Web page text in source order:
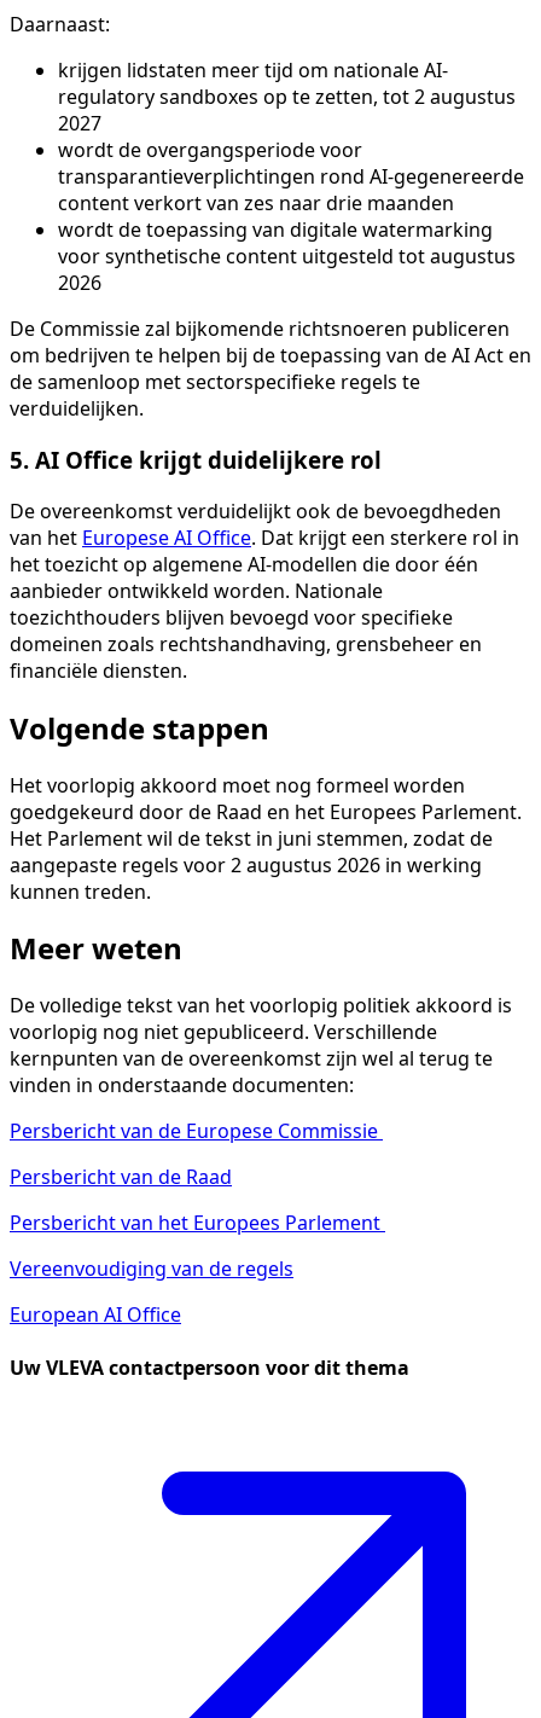
Daarnaast:
krijgen lidstaten meer tijd om nationale AI-
regulatory sandboxes op te zetten, tot 2 augustus
2027
wordt de overgangsperiode voor
transparantieverplichtingen rond AI-gegenereerde
content verkort van zes naar drie maanden
wordt de toepassing van digitale watermarking
voor synthetische content uitgesteld tot augustus
2026
De Commissie zal bijkomende richtsnoeren publiceren
om bedrijven te helpen bij de toepassing van de AI Act en
de samenloop met sectorspecifieke regels te
verduidelijken.
5. AI Office krijgt duidelijkere rol
De overeenkomst verduidelijkt ook de bevoegdheden
van het Europese AI Office. Dat krijgt een sterkere rol in
het toezicht op algemene AI-modellen die door één
aanbieder ontwikkeld worden. Nationale
toezichthouders blijven bevoegd voor specifieke
domeinen zoals rechtshandhaving, grensbeheer en
financiële diensten.
Volgende stappen
Het voorlopig akkoord moet nog formeel worden
goedgekeurd door de Raad en het Europees Parlement.
Het Parlement wil de tekst in juni stemmen, zodat de
aangepaste regels voor 2 augustus 2026 in werking
kunnen treden.
Meer weten
De volledige tekst van het voorlopig politiek akkoord is
voorlopig nog niet gepubliceerd. Verschillende
kernpunten van de overeenkomst zijn wel al terug te
vinden in onderstaande documenten:
Persbericht van de Europese Commissie
Persbericht van de Raad
Persbericht van het Europees Parlement
Vereenvoudiging van de regels
European AI Office
Uw VLEVA contactpersoon voor dit thema